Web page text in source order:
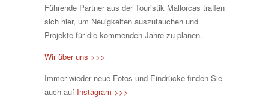
Führende Partner aus der Touristik Mallorcas traffen
sich hier, um Neuigkeiten auszutauchen und
Projekte für die kommenden Jahre zu planen.
Wir über uns >>>
Immer wieder neue Fotos und Eindrücke finden Sie
auch auf Instagram >>>